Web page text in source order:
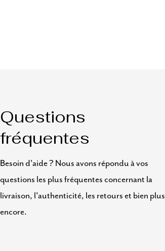
Questions
fréquentes
Besoin d'aide ? Nous avons répondu à vos
questions les plus fréquentes concernant la
livraison, l'authenticité, les retours et bien plus
encore.